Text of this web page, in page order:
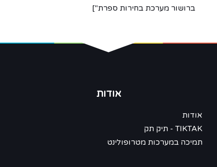
ברושור מערכת בחירות ספרת"]
אודות
אודות
TIKTAK - תיק תק
תמיכה במערכות מטרופולינט